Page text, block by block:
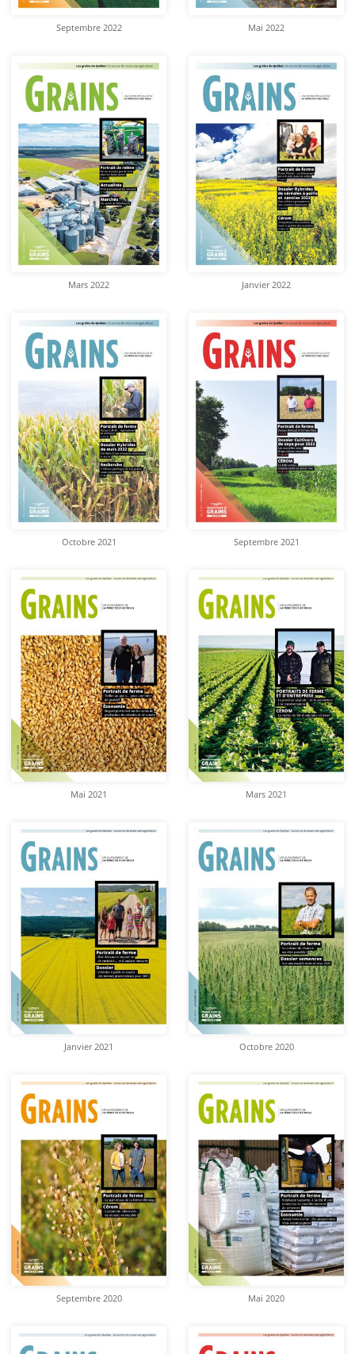
Septembre 2022 Mai 2022
Mars 2022 Janvier 2022
Octobre 2021 Septembre 2021
Mai 2021 Mars 2021
Janvier 2021 Octobre 2020
Septembre 2020 Mai 2020